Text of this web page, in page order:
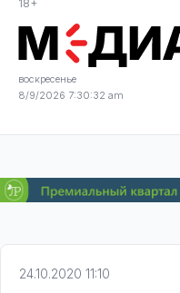
18+
воскресенье
8/9/2026 7:30:33 am
24.10.2020 11:10